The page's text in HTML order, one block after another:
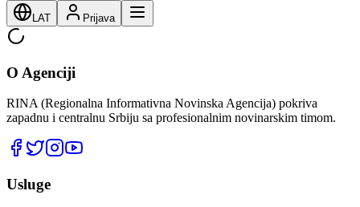
LAT Prijava
O Agenciji
RINA (Regionalna Informativna Novinska Agencija) pokriva
zapadnu i centralnu Srbiju sa profesionalnim novinarskim timom.
Usluge